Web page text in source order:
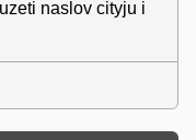
naslov cityju i